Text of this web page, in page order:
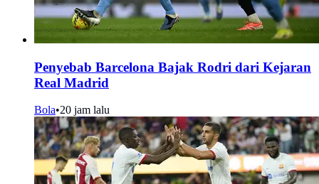
Penyebab Barcelona Bajak Rodri dari Kejaran
Real Madrid
Bola•20 jam lalu